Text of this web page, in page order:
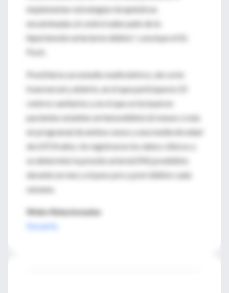
implementar estrategias terapéuticas
encaminadas al control adecuado de la
hipertensión arterial en diálisis", concluye el Dr.
Poch.
PresDial es un estudio multicéntrico, de corte
transversal y abierto, en el que participaron 25
centros sanitarios y en el que se incluyeron
pacientes estables en hemodiálisis (6 meses o más
en programa) de ambos sexos y una media de edad
de 63?14 años. Se registraron los datos clínicos y
se determinó la presión arterial (PA) prediálisis
durante un mes y el peso pre y post diálisis cada
semana.
Webs Relacionadas
Novartis